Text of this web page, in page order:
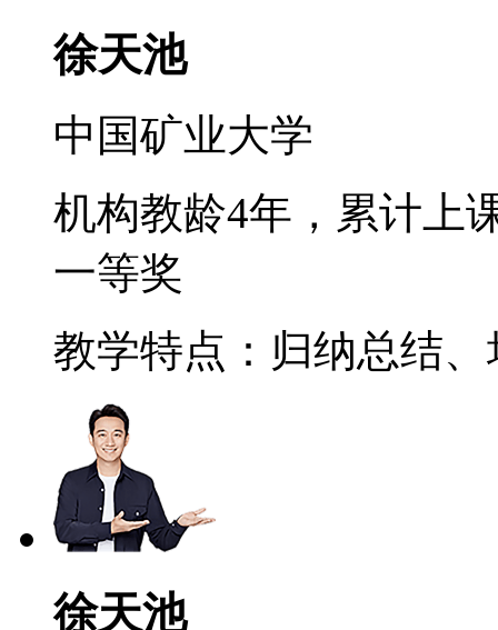
徐天池
中国矿业大学
机构教龄4年，累计上
一等奖
教学特点：归纳总结
徐天池